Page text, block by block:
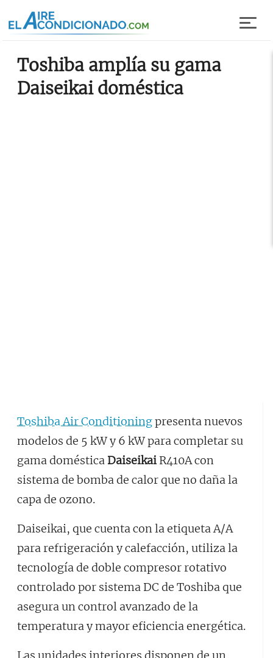
Toshiba amplía su gama
Daiseikai doméstica
Toshiba Air Conditioningpresenta nuevos
modelos de 5 kW y 6 kW para completar su
gama doméstica DaiseikaiR410A con
sistema de bomba de calor que no daña la
capa de ozono.
Daiseikai, que cuenta con la etiqueta A/A
para refrigeración y calefacción, utiliza la
tecnología de doble compresor rotativo
controlado por sistema DC de Toshiba que
asegura un control avanzado de la
temperatura y mayor eficiencia energética.